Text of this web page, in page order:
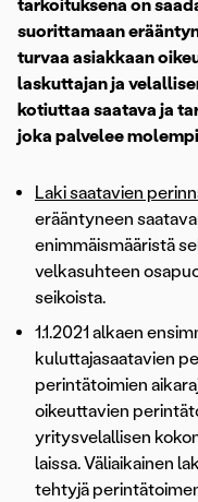
tarkoituksena on
suorittamaan
turvaa asiakkaan
laskuttajan ja
kotiuttaa saatava ja
joka palvelee
Laki saatavien
erääntyneen
enimmäismääristä
velkasuhteen
seikoista.
1.1.2021 alkaen
kuluttajasaatavien
perintätoimien
oikeuttavien
yritysvelallisen
laissa. Väliaikainen
tehtyjä